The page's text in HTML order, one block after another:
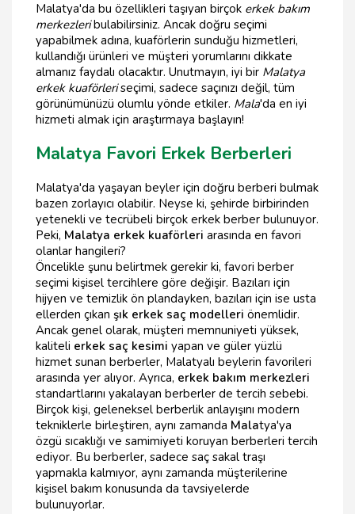
Malatya'da bu özellikleri taşıyan birçok erkek bakım
merkezleribulabilirsiniz. Ancak doğru seçimi
yapabilmek adına, kuaförlerin sunduğu hizmetleri,
kullandığı ürünleri ve müşteri yorumlarını dikkate
almanız faydalı olacaktır. Unutmayın, iyi bir Malatya
erkek kuaförleriseçimi, sadece saçınızı değil, tüm
görünümünüzü olumlu yönde etkiler. Mala'da en iyi
hizmeti almak için araştırmaya başlayın!
Malatya Favori Erkek Berberleri
Malatya'da yaşayan beyler için doğru berberi bulmak
bazen zorlayıcı olabilir. Neyse ki, şehirde birbirinden
yetenekli ve tecrübeli birçok erkek berber bulunuyor.
Peki, Malatya erkek kuaförleri arasında en favori
olanlar hangileri?
Öncelikle şunu belirtmek gerekir ki, favori berber
seçimi kişisel tercihlere göre değişir. Bazıları için
hijyen ve temizlik ön plandayken, bazıları için ise usta
ellerden çıkan şık erkek saç modelleri önemlidir.
Ancak genel olarak, müşteri memnuniyeti yüksek,
kaliteli erkek saç kesimi yapan ve güler yüzlü
hizmet sunan berberler, Malatyalı beylerin favorileri
arasında yer alıyor. Ayrıca, erkek bakım merkezleri
standartlarını yakalayan berberler de tercih sebebi.
Birçok kişi, geleneksel berberlik anlayışını modern
tekniklerle birleştiren, aynı zamanda Malatya'ya
özgü sıcaklığı ve samimiyeti koruyan berberleri tercih
ediyor. Bu berberler, sadece saç sakal traşı
yapmakla kalmıyor, aynı zamanda müşterilerine
kişisel bakım konusunda da tavsiyelerde
bulunuyorlar.